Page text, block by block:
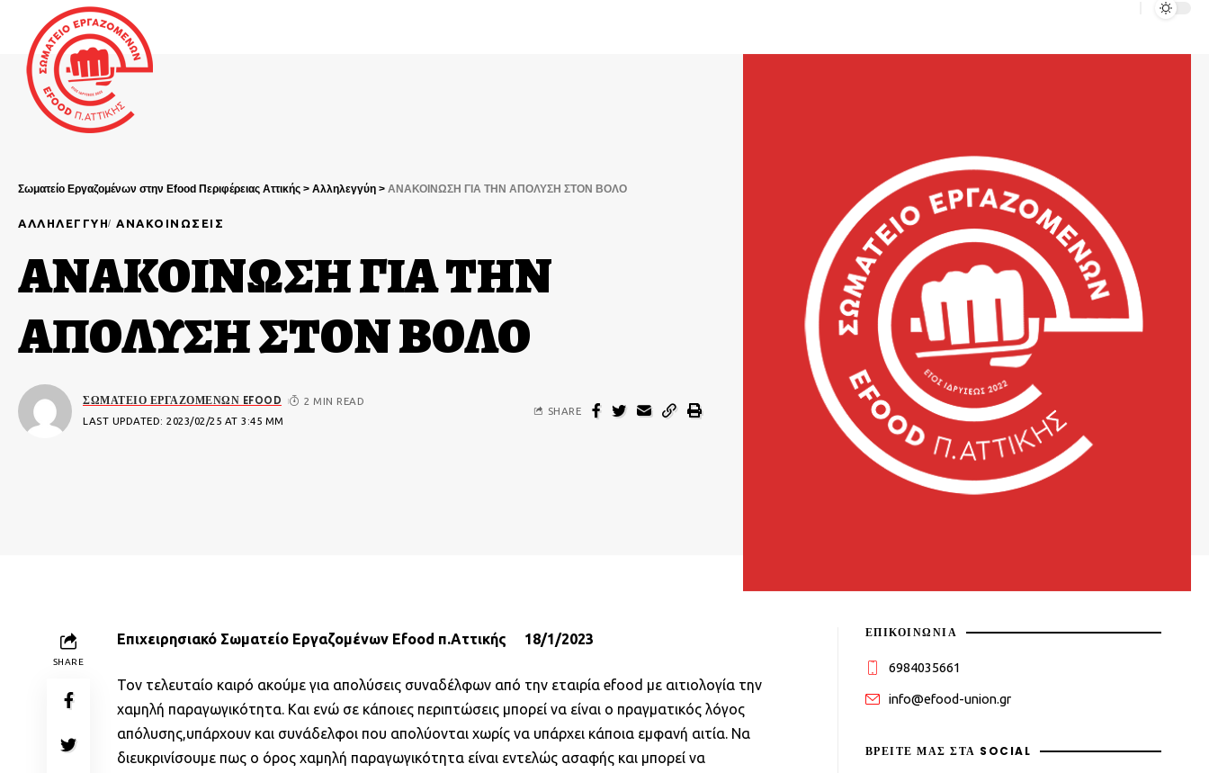
Σωματείο Εργαζομένων στην Efood Περιφέρειας Αττικής > Αλληλεγγύη > ΑΝΑΚΟΙΝΩΣΗ ΓΙΑ ΤΗΝ ΑΠΟΛΥΣΗ ΣΤΟΝ ΒΟΛΟ
ΑΛΛΗΛΕΓΓΎΗ ΑΝΑΚΟΙΝΏΣΕΙΣ
ΑΝΑΚΟΙΝΩΣΗ ΓΙΑ ΤΗΝ
ΑΠΟΛΥΣΗ ΣΤΟΝ ΒΟΛΟ
LAST UPDATED: 2023/02/25 AT 3:45 ΜΜ
ΣΩΜΑΤΕΊΟ ΕΡΓΑΖΟΜΈΝΩΝ EFOOD
2 MIN READ
SHARE
SHARE
Επιχειρησιακό Σωματείο Εργαζομένων Efood π.Αττικής 18/1/2023
Τον τελευταίο καιρό ακούμε για απολύσεις συναδέλφων από την εταιρία efood με αιτιολογία την
χαμηλή παραγωγικότητα. Και ενώ σε κάποιες περιπτώσεις μπορεί να είναι ο πραγματικός λόγος
απόλυσης,υπάρχουν και συνάδελφοι που απολύονται χωρίς να υπάρχει κάποια εμφανή αιτία. Να
διευκρινίσουμε πως ο όρος χαμηλή παραγωγικότητα είναι εντελώς ασαφής και μπορεί να
ΕΠΙΚΟΙΝΩΝΙΑ
6984035661
info@efood-union.gr
ΒΡΕΊΤΕ ΜΑΣ ΣΤΑ SOCIAL